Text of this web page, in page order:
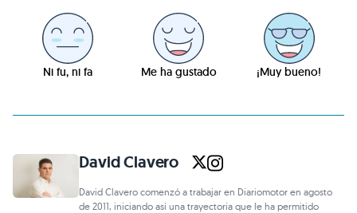
Ni fu, ni fa Me ha gustado ¡Muy bueno!
David Clavero
David Clavero comenzó a trabajar en Diariomotor en agosto
de 2011, iniciando así una trayectoria que le ha permitido